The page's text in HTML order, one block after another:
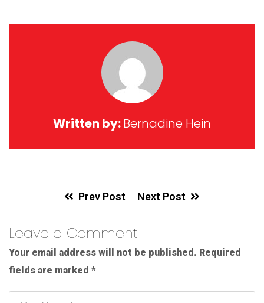
Written by:Bernadine Hein
Prev Post Next Post
Leave a Comment
Your email address will not be published. Required
fields are marked *